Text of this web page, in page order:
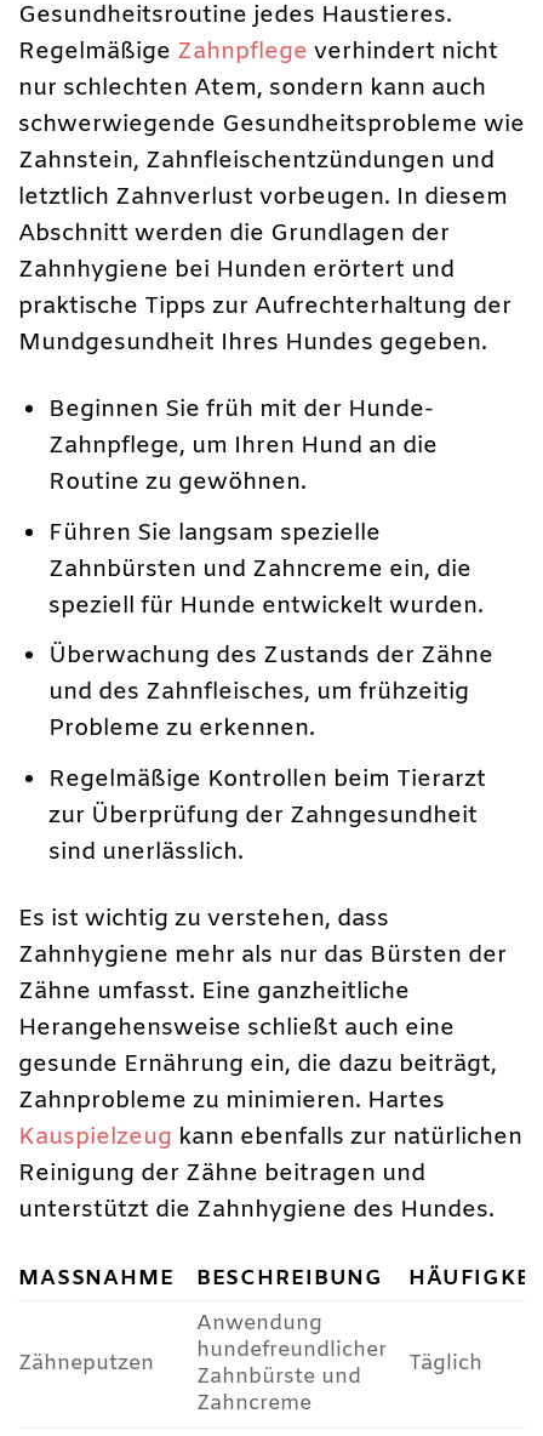
Gesundheitsroutine jedes Haustieres.
Regelmäßige Zahnpflege verhindert nicht
nur schlechten Atem, sondern kann auch
schwerwiegende Gesundheitsprobleme wie
Zahnstein, Zahnfleischentzündungen und
letztlich Zahnverlust vorbeugen. In diesem
Abschnitt werden die Grundlagen der
Zahnhygiene bei Hunden erörtert und
praktische Tipps zur Aufrechterhaltung der
Mundgesundheit Ihres Hundes gegeben.
Beginnen Sie früh mit der Hunde-
Zahnpflege, um Ihren Hund an die
Routine zu gewöhnen.
Führen Sie langsam spezielle
Zahnbürsten und Zahncreme ein, die
speziell für Hunde entwickelt wurden.
Überwachung des Zustands der Zähne
und des Zahnfleisches, um frühzeitig
Probleme zu erkennen.
Regelmäßige Kontrollen beim Tierarzt
zur Überprüfung der Zahngesundheit
sind unerlässlich.
Es ist wichtig zu verstehen, dass
Zahnhygiene mehr als nur das Bürsten der
Zähne umfasst. Eine ganzheitliche
Herangehensweise schließt auch eine
gesunde Ernährung ein, die dazu beiträgt,
Zahnprobleme zu minimieren. Hartes
Kauspielzeug kann ebenfalls zur natürlichen
Reinigung der Zähne beitragen und
unterstützt die Zahnhygiene des Hundes.
MASSNAHME BESCHREIBUNG
Zähneputzen
Anwendung
hundefreundlicher
Zahnbürste und
Zahncreme
Täglich